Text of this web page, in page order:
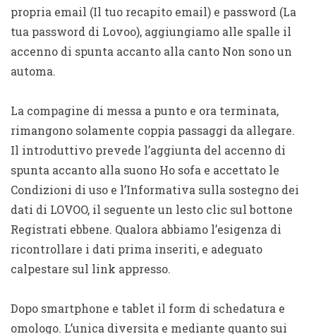
propria email (Il tuo recapito email) e password (La
tua password di Lovoo), aggiungiamo alle spalle il
accenno di spunta accanto alla canto Non sono un
automa.
La compagine di messa a punto e ora terminata,
rimangono solamente coppia passaggi da allegare.
Il introduttivo prevede l’aggiunta del accenno di
spunta accanto alla suono Ho sofa e accettato le
Condizioni di uso e l’Informativa sulla sostegno dei
dati di LOVOO, il seguente un lesto clic sul bottone
Registrati ebbene. Qualora abbiamo l’esigenza di
ricontrollare i dati prima inseriti, e adeguato
calpestare sul link appresso.
Dopo smartphone e tablet il form di schedatura e
omologo. L’unica diversita e mediante quanto sui